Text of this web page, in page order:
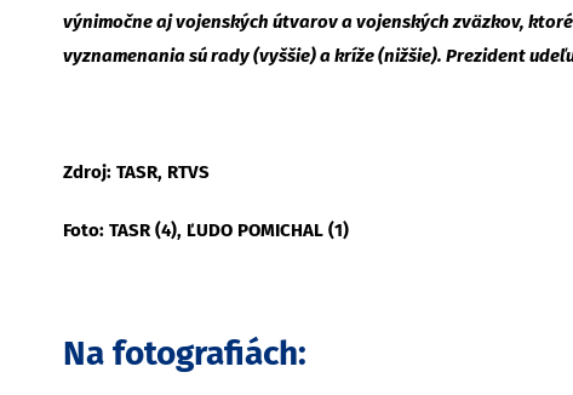
výnimočne aj vojenských útvarov a vojenských zväzkov,
vyznamenania sú rady (vyššie) a kríže (nižšie). Prezident
Zdroj: TASR, RTVS
Foto: TASR (4), ĽUDO POMICHAL (1)
Na fotografiách: